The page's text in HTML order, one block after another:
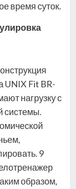
время суток.
UNIX Fit BR-
нагрузку с
системы.
9
образом,